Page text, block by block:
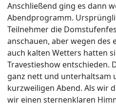
Anschließend ging es dann
Abendprogramm.
Teilnehmer die
anschauen, aber wegen des
auch kalten Wetters hatten
Travestieshow entschieden.
ganz nett und unterhaltsam
kurzweiligen Abend. Als wir
wir einen sternenklaren